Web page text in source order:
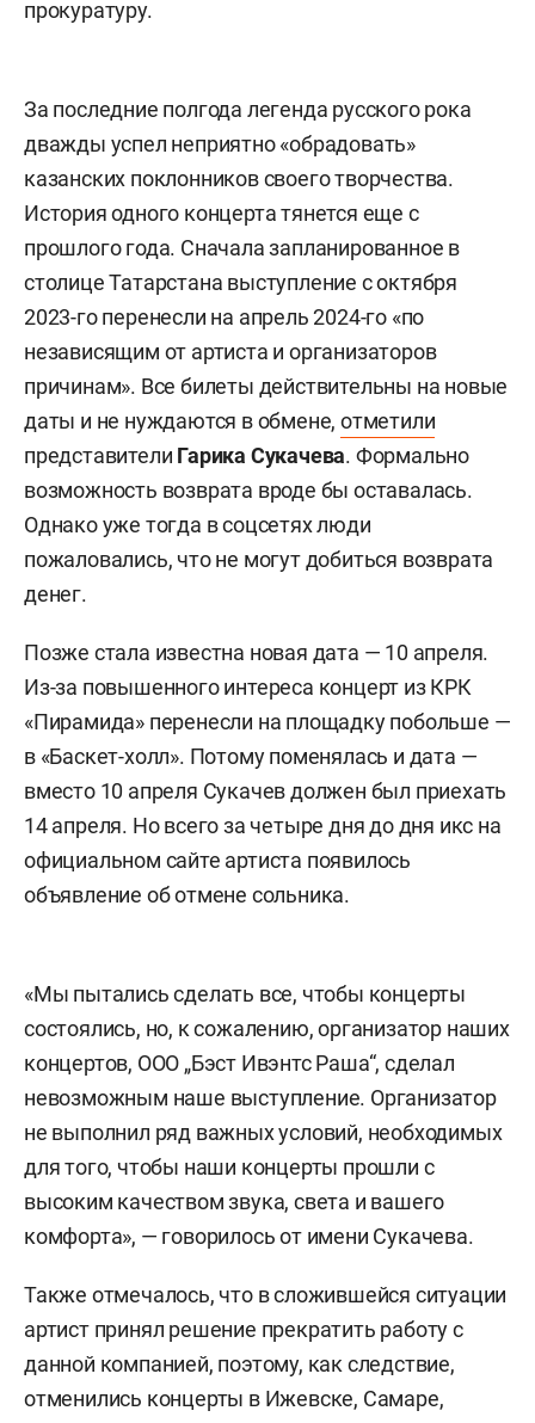
прокуратуру.
За последние полгода легенда русского рока
дважды успел неприятно «обрадовать»
казанских поклонников своего творчества.
История одного концерта тянется еще с
прошлого года. Сначала запланированное в
столице Татарстана выступление с октября
2023-го перенесли на апрель 2024-го «по
независящим от артиста и организаторов
причинам». Все билеты действительны на новые
даты и не нуждаются в обмене,отметили
представители Гарика Сукачева. Формально
возможность возврата вроде бы оставалась.
Однако уже тогда в соцсетях люди
пожаловались, что не могут добиться возврата
денег.
Позже стала известна новая дата — 10 апреля.
Из-за повышенного интереса концерт из КРК
«Пирамида» перенесли на площадку побольше —
в «Баскет-холл». Потому поменялась и дата —
вместо 10 апреля Сукачев должен был приехать
14 апреля. Но всего за четыре дня до дня икс на
официальном сайте артиста появилось
объявление об отмене сольника.
«Мы пытались сделать все, чтобы концерты
состоялись, но, к сожалению, организатор наших
концертов, ООО „Бэст Ивэнтс Раша“, сделал
невозможным наше выступление. Организатор
не выполнил ряд важных условий, необходимых
для того, чтобы наши концерты прошли с
высоким качеством звука, света и вашего
комфорта», — говорилось от имени Сукачева.
Также отмечалось, что в сложившейся ситуации
артист принял решение прекратить работу с
данной компанией, поэтому, как следствие,
отменились концерты в Ижевске, Самаре,